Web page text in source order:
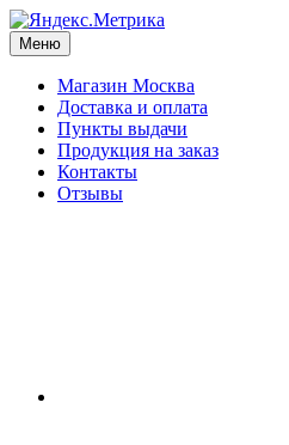
Меню
Магазин Москва
Доставка и оплата
Пункты выдачи
Продукция на заказ
Контакты
Отзывы